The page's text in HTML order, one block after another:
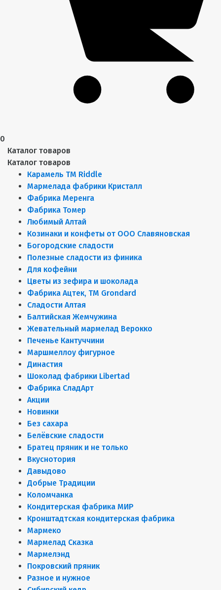
0
Каталог товаров
Каталог товаров
Карамель ТМ Riddle
Мармелада фабрики Кристалл
Фабрика Меренга
Фабрика Томер
Любимый Алтай
Козинаки и конфеты от ООО Славяновская
Богородские сладости
Полезные сладости из финика
Для кофейни
Цветы из зефира и шоколада
Фабрика Ацтек, ТМ Grondard
Сладости Алтая
Балтийская Жемчужина
Жевательный мармелад Верокко
Печенье Кантуччини
Маршмеллоу фигурное
Династия
Шоколад фабрики Libertad
Фабрика СладАрт
Акции
Новинки
Без сахара
Белёвские сладости
Братец пряник и не только
Вкуснотория
Давыдово
Добрые Традиции
Коломчанка
Кондитерская фабрика МИР
Кронштадтская кондитерская фабрика
Мармеко
Мармелад Сказка
Мармелэнд
Покровский пряник
Разное и нужное